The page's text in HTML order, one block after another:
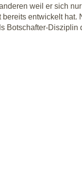
weil er sich
entwickelt hat.
Botschafter-Disziplin